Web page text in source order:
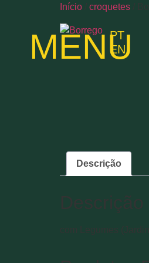
MENU
PT
EN
Início / croquetes /
Descrição
Descrição
com Legumes